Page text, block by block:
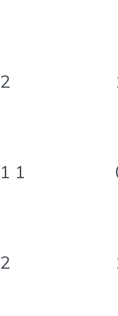
2
1 1
2